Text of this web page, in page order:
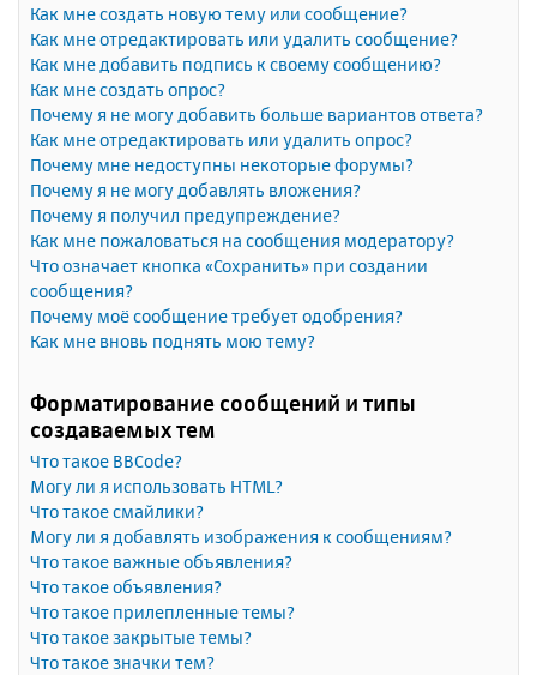
Как мне создать новую тему или сообщение?
Как мне отредактировать или удалить сообщение?
Как мне добавить подпись к своему сообщению?
Как мне создать опрос?
Почему я не могу добавить больше вариантов ответа?
Как мне отредактировать или удалить опрос?
Почему мне недоступны некоторые форумы?
Почему я не могу добавлять вложения?
Почему я получил предупреждение?
Как мне пожаловаться на сообщения модератору?
Что означает кнопка «Сохранить» при создании
сообщения?
Почему моё сообщение требует одобрения?
Как мне вновь поднять мою тему?
Форматирование сообщений и типы
создаваемых тем
Что такое BBCode?
Могу ли я использовать HTML?
Что такое смайлики?
Могу ли я добавлять изображения к сообщениям?
Что такое важные объявления?
Что такое объявления?
Что такое прилепленные темы?
Что такое закрытые темы?
Что такое значки тем?